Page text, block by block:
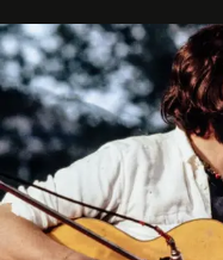
uno dei documenti